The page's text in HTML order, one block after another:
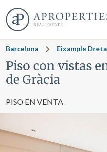
Barcelona Eixample Dreta
Piso con vistas
de Gràcia
PISO EN VENTA